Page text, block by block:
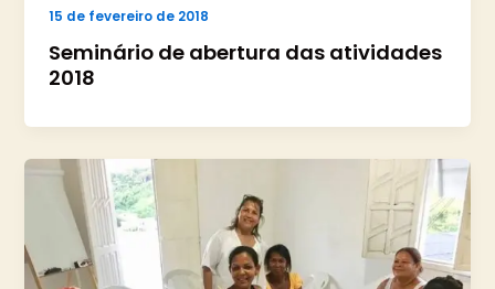
15 de fevereiro de 2018
Seminário de abertura das atividades
2018